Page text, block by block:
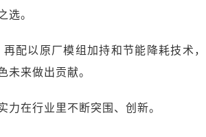
选。
配以原厂模组加持和节能降耗技术，
未来做出贡献。
在行业里不断突围、创新。